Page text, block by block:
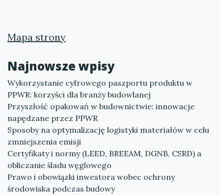
Mapa strony
Najnowsze wpisy
Wykorzystanie cyfrowego paszportu produktu w
PPWR: korzyści dla branży budowlanej
Przyszłość opakowań w budownictwie: innowacje
napędzane przez PPWR
Sposoby na optymalizację logistyki materiałów w celu
zmniejszenia emisji
Certyfikaty i normy (LEED, BREEAM, DGNB, CSRD) a
obliczanie śladu węglowego
Prawo i obowiązki inwestora wobec ochrony
środowiska podczas budowy